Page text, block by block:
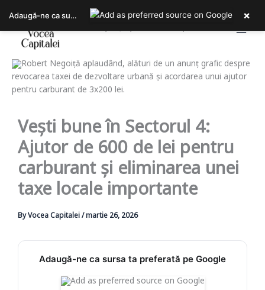
content
Bucureștiul, așa cum îl trăiești!
Vești bune în Sectorul 4:
Ajutor de 600 de lei pentru
carburant și eliminarea unei
taxe locale importante
ByVocea Capitalei/martie 26, 2026
Adaugă-ne ca sursa ta preferată pe Google
Adaugă-ne ca sursa ta preferată pe Google ×